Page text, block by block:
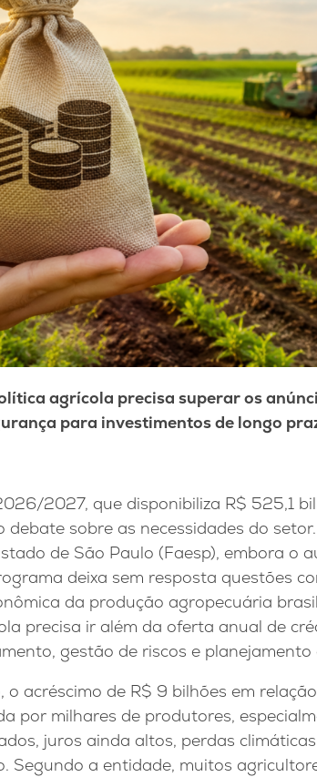
agrícola precisa superar os
para investimentos de longo
2027, que disponibiliza R$ 525,1
debate sobre as necessidades do
de São Paulo (Faesp), embora o
deixa sem resposta questões
da produção agropecuária
precisa ir além da oferta anual de
gestão de riscos e planejamento
o acréscimo de R$ 9 bilhões em
por milhares de produtores,
juros ainda altos, perdas
Segundo a entidade, muitos